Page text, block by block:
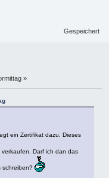
Gespeichert
»
ein Zertifikat dazu. Dieses
Darf ich dan das
schreiben?